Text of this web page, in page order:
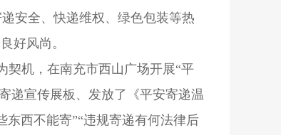
安全、快递维权、绿色包装等热
好风尚。
契机，在南充市西山广场开展“平
递宣传展板、发放了《平安寄递温
西不能寄”“违规寄递有何法律后